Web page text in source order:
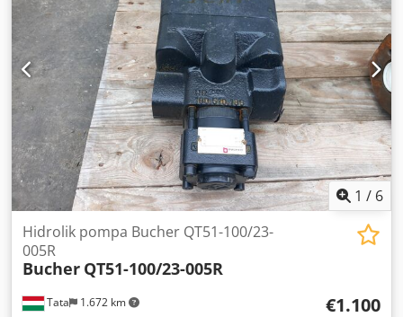
1 / 6
Tata 1.672 km
Hidrolik pompa Bucher QT51-100/23-
005R
Bucher QT51-100/23-005R
€1.100